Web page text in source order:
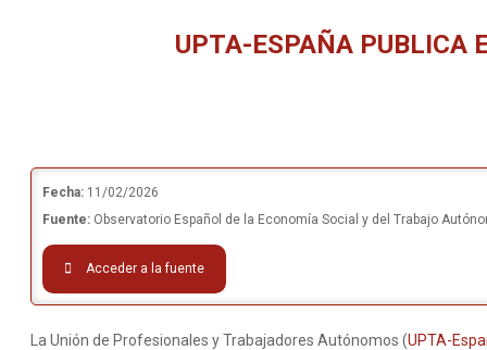
UPTA-ESPAÑA PUBLICA
Fecha: 11/02/2026
Fuente: Observatorio Español de la Economía Social y del Trabajo
Acceder a la fuente
La Unión de Profesionales y Trabajadores Autónomos (UPTA-